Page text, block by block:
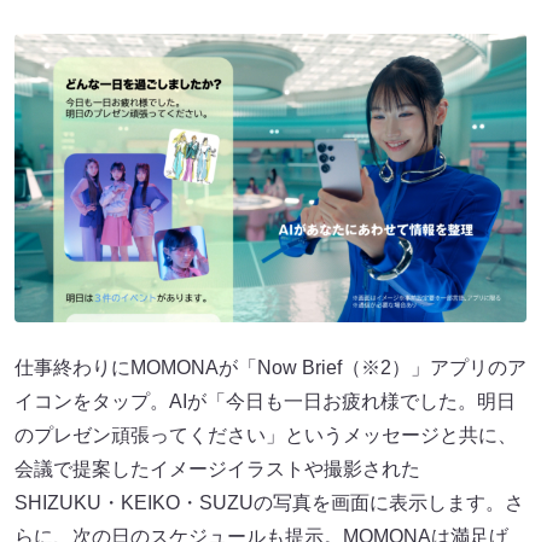
仕事終わりにMOMONAが「Now Brief（※2）」アプリのア
イコンをタップ。AIが「今日も一日お疲れ様でした。明日
のプレゼン頑張ってください」というメッセージと共に、
会議で提案したイメージイラストや撮影された
SHIZUKU・KEIKO・SUZUの写真を画面に表示します。さ
らに、次の日のスケジュールも提示。MOMONAは満足げ